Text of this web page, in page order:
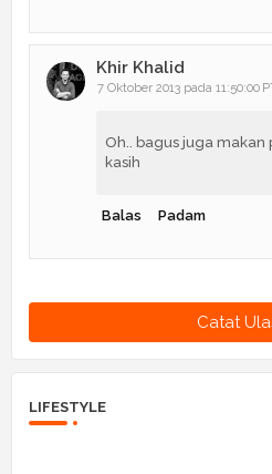
Khir Khalid
7 Oktober 2013 pada 11:50:00
Oh.. bagus juga makan
kasih
Balas Padam
Catat
LIFESTYLE